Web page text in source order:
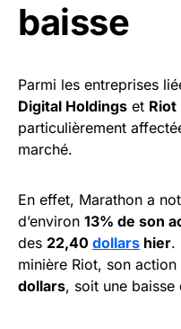
baisse
Parmi les entreprises
Digital Holdings et Riot
particulièrement
marché.
En effet, Marathon a
d’environ 13% de son
des 22,40 dollars hier.
minière Riot, son action
dollars, soit une baisse